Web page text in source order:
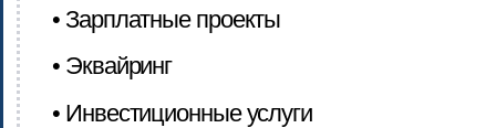
• Зарплатные проекты
• Эквайринг
• Инвестиционные услуги